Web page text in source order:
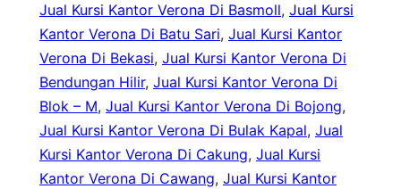
Jual Kursi Kantor Verona Di Basmoll, Jual Kursi
Kantor Verona Di Batu Sari, Jual Kursi Kantor
Verona Di Bekasi, Jual Kursi Kantor Verona Di
Bendungan Hilir, Jual Kursi Kantor Verona Di
Blok – M, Jual Kursi Kantor Verona Di Bojong
Jual Kursi Kantor Verona Di Bulak Kapal, Jual
Kursi Kantor Verona Di Cakung, Jual Kursi
Kantor Verona Di Cawang, Jual Kursi Kantor